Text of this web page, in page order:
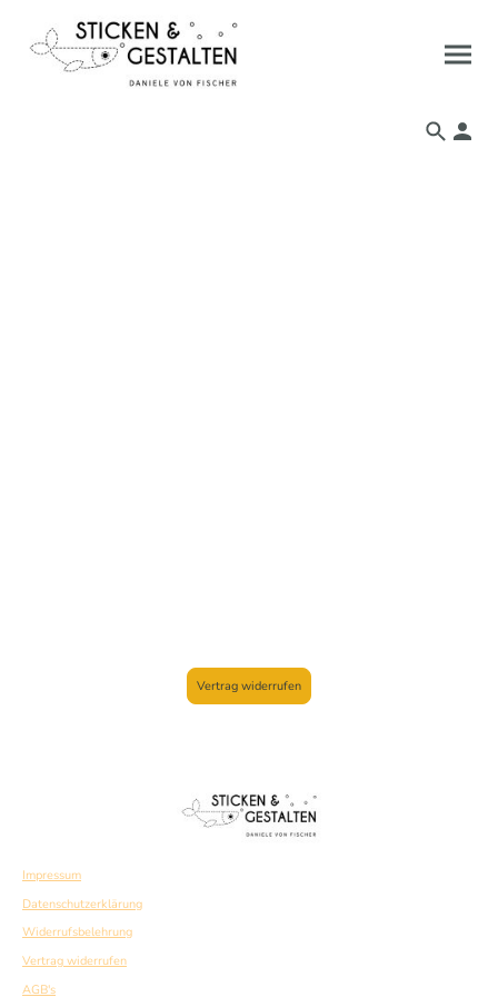
Vertrag widerrufen
Impressum
Datenschutzerklärung
Widerrufsbelehrung
Vertrag widerrufen
AGB's